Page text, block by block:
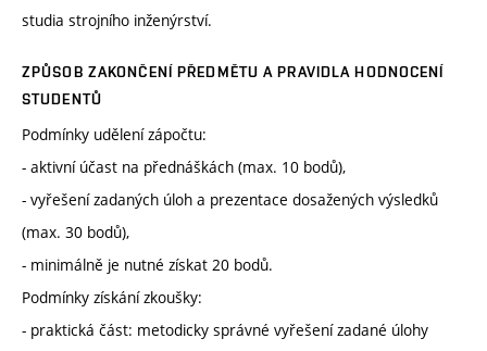
studia strojního inženýrství.
ZPŮSOB ZAKONČENÍ PŘEDMĚTU A PRAVIDLA HODNOCENÍ
STUDENTŮ
Podmínky udělení zápočtu:
- aktivní účast na přednáškách (max. 10 bodů),
- vyřešení zadaných úloh a prezentace dosažených výsledků
(max. 30 bodů),
- minimálně je nutné získat 20 bodů.
Podmínky získání zkoušky:
- praktická část: metodicky správné vyřešení zadané úlohy